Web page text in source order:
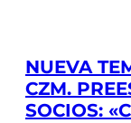
NUEVA
CZM.
SOCIOS: